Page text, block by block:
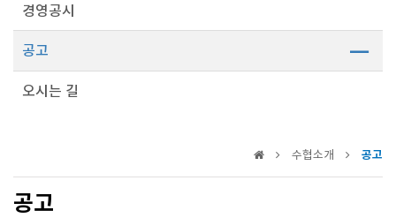
경영공시
공고
오시는 길
수협소개 공고
공고